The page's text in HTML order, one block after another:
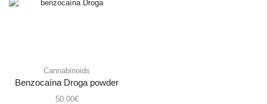
Cannabinoids
Benzocaína Droga powder
50.00€